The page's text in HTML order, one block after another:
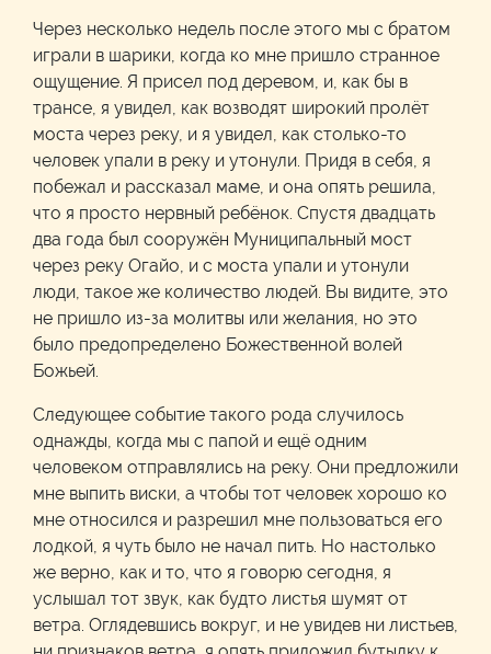
Через несколько недель после этого мы с братом
играли в шарики, когда ко мне пришло странное
ощущение. Я присел под деревом, и, как бы в
трансе, я увидел, как возводят широкий пролёт
моста через реку, и я увидел, как столько-то
человек упали в реку и утонули. Придя в себя, я
побежал и рассказал маме, и она опять решила,
что я просто нервный ребёнок. Спустя двадцать
два года был сооружён Муниципальный мост
через реку Огайо, и с моста упали и утонули
люди, такое же количество людей. Вы видите, это
не пришло из-за молитвы или желания, но это
было предопределено Божественной волей
Божьей.
Следующее событие такого рода случилось
однажды, когда мы с папой и ещё одним
человеком отправлялись на реку. Они предложили
мне выпить виски, а чтобы тот человек хорошо ко
мне относился и разрешил мне пользоваться его
лодкой, я чуть было не начал пить. Но настолько
же верно, как и то, что я говорю сегодня, я
услышал тот звук, как будто листья шумят от
ветра. Оглядевшись вокруг, и не увидев ни листьев,